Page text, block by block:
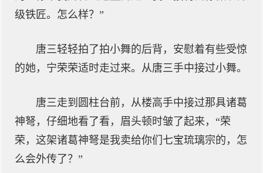
级铁匠。怎么样？”
唐三轻轻拍了拍小舞的后背，安慰着有些受惊
的她，宁荣荣适时走过来。从唐三手中接过小舞。
唐三走到圆柱台前，从楼高手中接过那具诸葛
神弩，仔细地看了看，眉头顿时皱了起来，“荣
荣，这架诸葛神弩是我卖给你们七宝琉璃宗的，怎
么会外传了？”